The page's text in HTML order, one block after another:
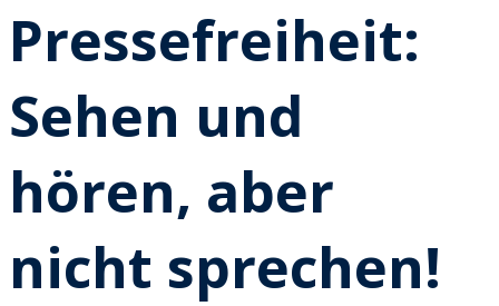
Pressefreiheit:
Sehen und
hören, aber
nicht sprechen!